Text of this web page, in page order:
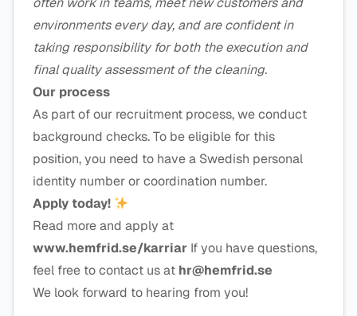
environments every day, and are confident in
taking responsibility for both the execution and
final quality assessment of the cleaning.
Our process
As part of our recruitment process, we conduct
background checks. To be eligible for this
position, you need to have a Swedish personal
identity number or coordination number.
Apply today!
Read more and apply at
www.hemfrid.se/karriar If you have questions,
feel free to contact us at hr@hemfrid.se
We look forward to hearing from you!